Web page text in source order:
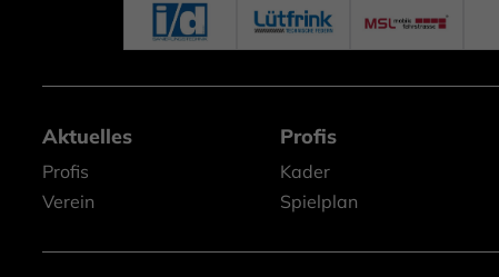
Aktuelles
Profis
Verein
Profis
Kader
Spielplan